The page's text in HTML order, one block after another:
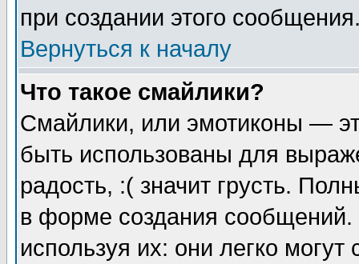
при создании этого
Вернуться к началу
Что такое смайлики?
Смайлики, или эмотиконы —
быть использованы для
радость, :( значит грусть.
в форме создания сообщений.
используя их: они легко